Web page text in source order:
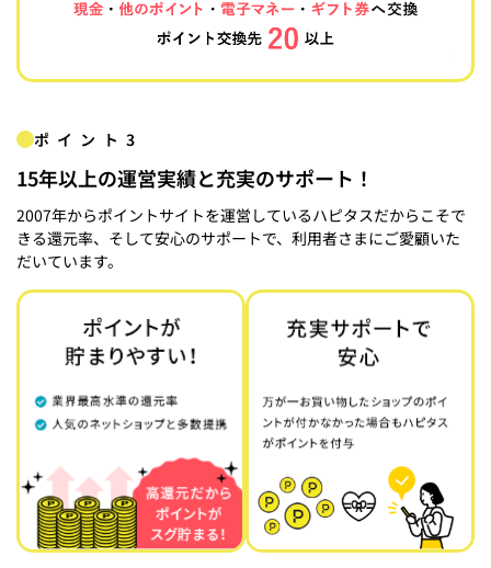
ポイント3
15年以上の運営実績と充実のサポート！
2007年からポイントサイトを運営しているハピタスだからこそで
きる還元率、そして安心のサポートで、利用者さまにご愛顧いた
だいています。